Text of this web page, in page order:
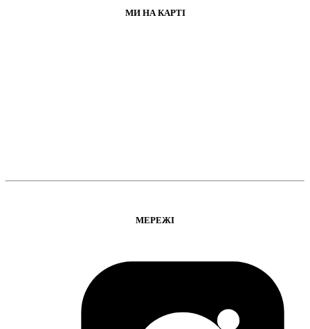
МИ НА КАРТІ
МЕРЕЖІ